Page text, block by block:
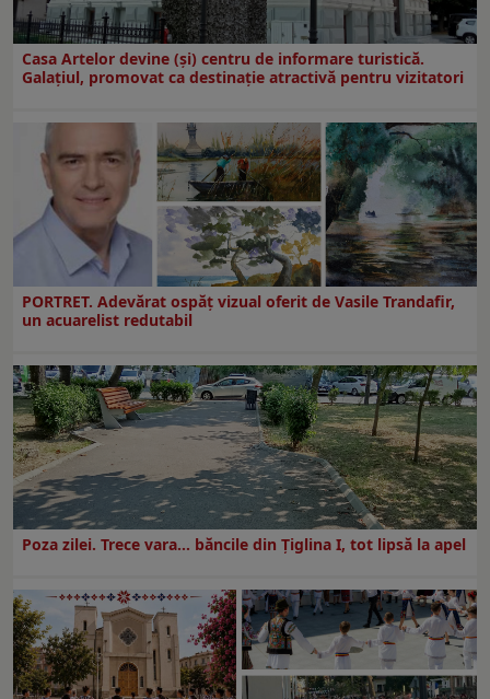
Casa Artelor devine (şi) centru de informare turistică.
Galaţiul, promovat ca destinaţie atractivă pentru vizitatori
PORTRET. Adevărat ospăț vizual oferit de Vasile Trandafir,
un acuarelist redutabil
Poza zilei. Trece vara… băncile din Ţiglina I, tot lipsă la apel